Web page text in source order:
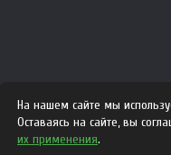
На нашем сайте мы
Оставаясь на сайте, вы
их применения.